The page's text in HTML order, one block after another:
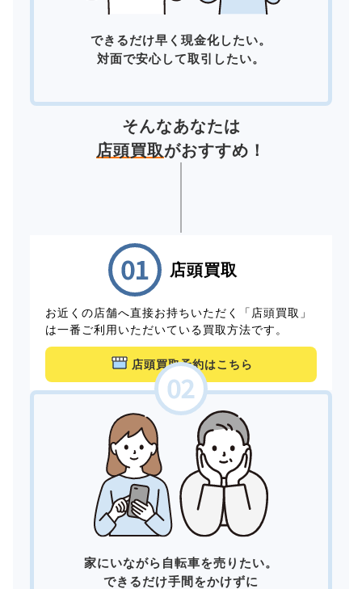
できるだけ早く現金化したい。
対面で安心して取引したい。
そんなあなたは
店頭買取がおすすめ！
店頭買取
お近くの店舗へ直接お持ちいただく「店頭買取」
は一番ご利用いただいている買取方法です。
店頭買取予約はこちら
家にいながら自転車を売りたい。
できるだけ手間をかけずに